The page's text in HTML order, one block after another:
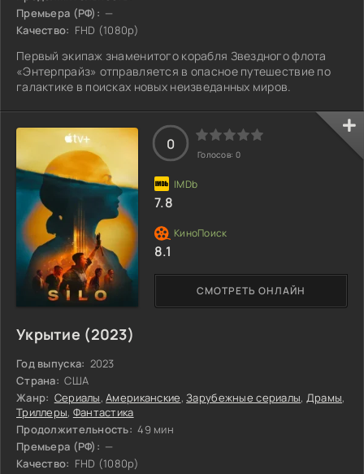
Премьера (РФ): —
Качество: FHD (1080p)
Первый экипаж знаменитого корабля Звездного флота
«Энтерпрайз» отправляется в опасное путешествие по
галактике в поисках новых неизведанных миров.
Укрытие (2023)
Год выпуска: 2023
Страна: США
Жанр: Сериалы,Американские,Зарубежные сериалы, Драмы,
Триллеры, Фантастика
Продолжительность: 49 мин
Премьера (РФ): —
Качество: FHD (1080p)
СМОТРЕТЬ ОНЛАЙН
0
Голосов: 0
7.8
8.1